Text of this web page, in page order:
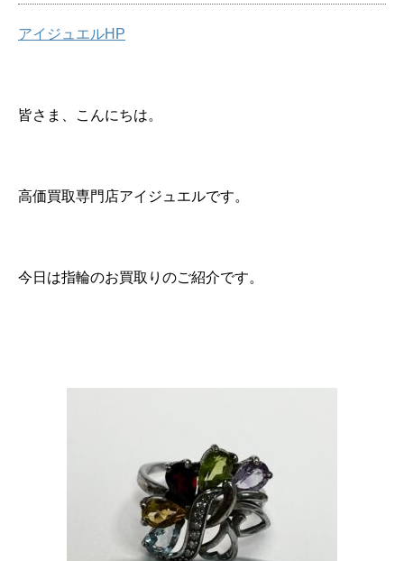
アイジュエルHP
皆さま、こんにちは。
高価買取専門店アイジュエルです。
今日は指輪のお買取りのご紹介です。